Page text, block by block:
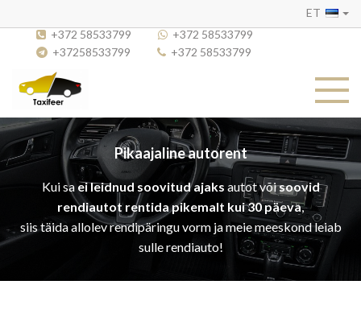
ET
+372 58533799
+372 58533799
+37258533799
+372 58533799
Pikaajaline autorent
Kui saei leidnud soovitud ajaks autot võisoovid
rendiautot rentida pikemalt kui 30 päeva,
siis täida allolev rendipäringu vorm ja meie meeskond leiab
sulle rendiauto!